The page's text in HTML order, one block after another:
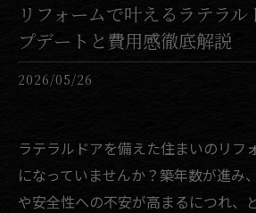
リフォームで叶えるラテラル
プデートと費用感徹底解説
2026/05/26
ラテラルドアを備えた住まいのリフ
になっていませんか？築年数が進み
や安全性への不安が高まるにつれ、